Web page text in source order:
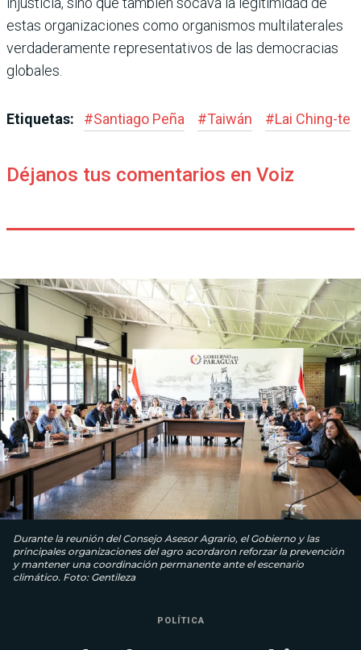
estas organizaciones como organismos multilaterales
verdaderamente representativos de las democracias
globales.
Etiquetas: #Santiago Peña #Taiwán #Lai Ching-te
Déjanos tus comentarios en Voiz
Durante la reunión del Consejo Asesor Agrario, el Gobierno y las
principales organizaciones del agro acordaron reforzar la prevención
y mantener una coordinación permanente ante el escenario
climático. Foto: Gentileza
POLÍTICA